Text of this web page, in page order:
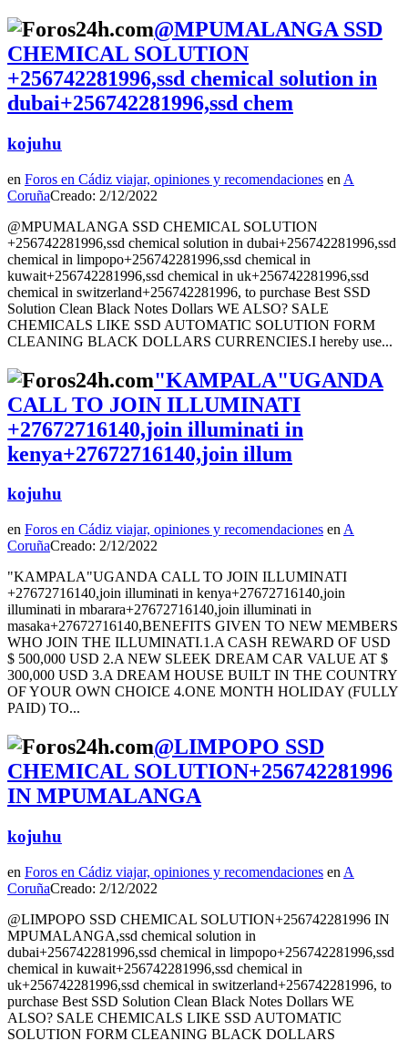
@MPUMALANGA SSD
CHEMICAL SOLUTION
+256742281996,ssd chemical solution in
dubai+256742281996,ssd chem
kojuhu
en Foros en Cádiz viajar, opiniones y recomendaciones en A
CoruñaCreado: 2/12/2022
@MPUMALANGA SSD CHEMICAL SOLUTION
+256742281996,ssd chemical solution in dubai+256742281996,ssd
chemical in limpopo+256742281996,ssd chemical in
kuwait+256742281996,ssd chemical in uk+256742281996,ssd
chemical in switzerland+256742281996, to purchase Best SSD
Solution Clean Black Notes Dollars WE ALSO? SALE
CHEMICALS LIKE SSD AUTOMATIC SOLUTION FORM
CLEANING BLACK DOLLARS CURRENCIES.I hereby use...
"KAMPALA"UGANDA
CALL TO JOIN ILLUMINATI
+27672716140,join illuminati in
kenya+27672716140,join illum
kojuhu
en Foros en Cádiz viajar, opiniones y recomendaciones en A
CoruñaCreado: 2/12/2022
"KAMPALA"UGANDA CALL TO JOIN ILLUMINATI
+27672716140,join illuminati in kenya+27672716140,join
illuminati in mbarara+27672716140,join illuminati in
masaka+27672716140,BENEFITS GIVEN TO NEW MEMBERS
WHO JOIN THE ILLUMINATI.1.A CASH REWARD OF USD
$ 500,000 USD 2.A NEW SLEEK DREAM CAR VALUE AT $
300,000 USD 3.A DREAM HOUSE BUILT IN THE COUNTRY
OF YOUR OWN CHOICE 4.ONE MONTH HOLIDAY (FULLY
PAID) TO...
@LIMPOPO SSD
CHEMICAL SOLUTION+256742281996
IN MPUMALANGA
kojuhu
en Foros en Cádiz viajar, opiniones y recomendaciones en A
CoruñaCreado: 2/12/2022
@LIMPOPO SSD CHEMICAL SOLUTION+256742281996 IN
MPUMALANGA,ssd chemical solution in
dubai+256742281996,ssd chemical in limpopo+256742281996,ssd
chemical in kuwait+256742281996,ssd chemical in
uk+256742281996,ssd chemical in switzerland+256742281996, to
purchase Best SSD Solution Clean Black Notes Dollars WE
ALSO? SALE CHEMICALS LIKE SSD AUTOMATIC
SOLUTION FORM CLEANING BLACK DOLLARS